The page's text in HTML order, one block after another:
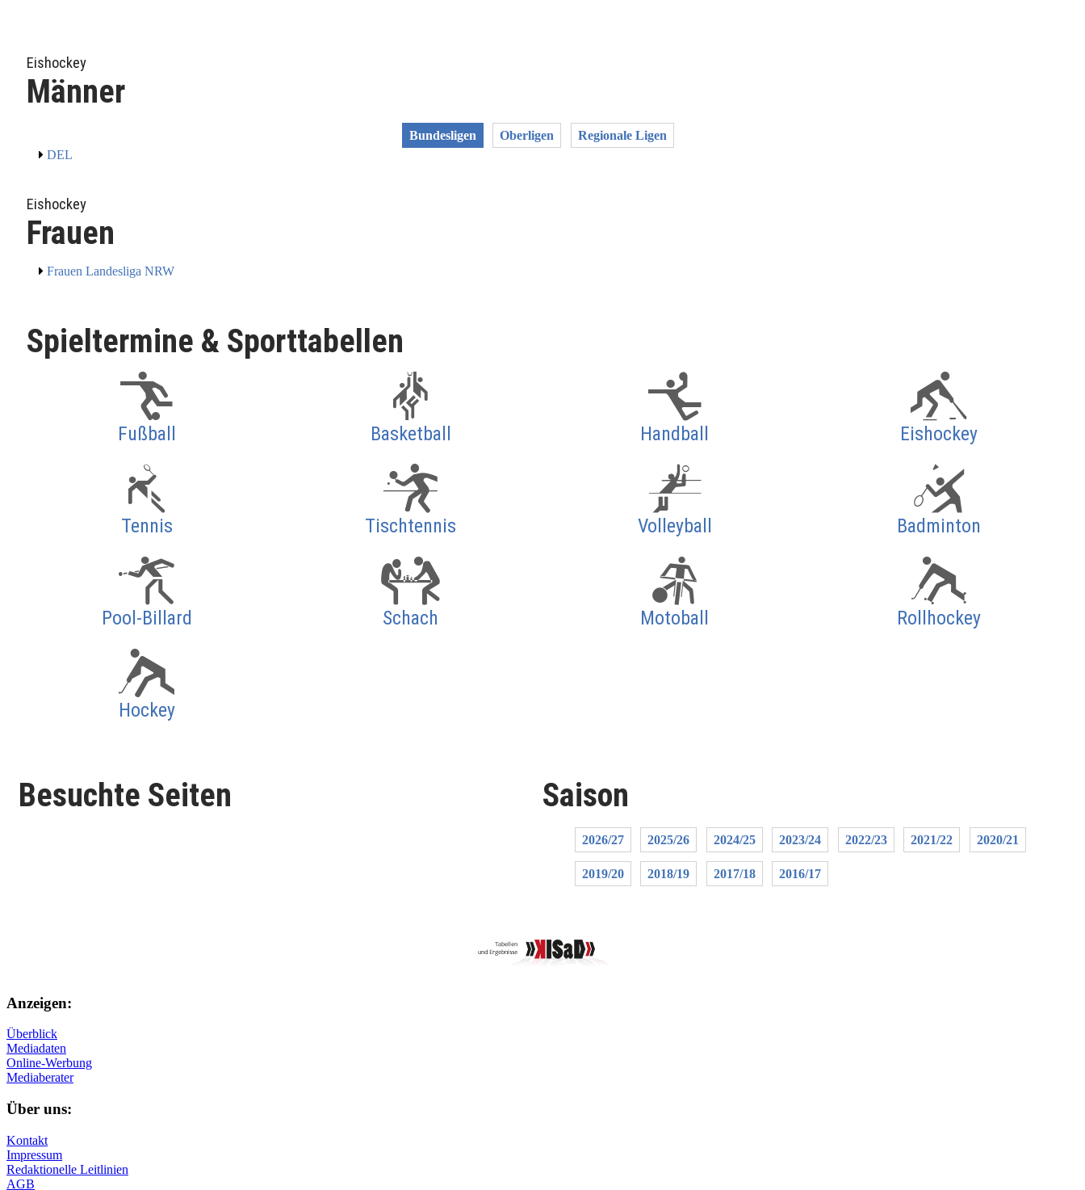
Eishockey
Männer
Bundesligen Oberligen Regionale Ligen
DEL
Eishockey
Frauen
Frauen Landesliga NRW
Spieltermine & Sporttabellen
Fußball Basketball Handball Eishockey
Tennis Tischtennis Volleyball Badminton
Pool-Billard Schach Motoball Rollhockey
Hockey
Besuchte Seiten Saison
2026/27 2025/26 2024/25 2023/24 2022/23 2021/22 2020/21
2019/20 2018/19 2017/18 2016/17
Anzeigen:
Überblick
Mediadaten
Online-Werbung
Mediaberater
Über uns:
Kontakt
Impressum
Redaktionelle Leitlinien
AGB